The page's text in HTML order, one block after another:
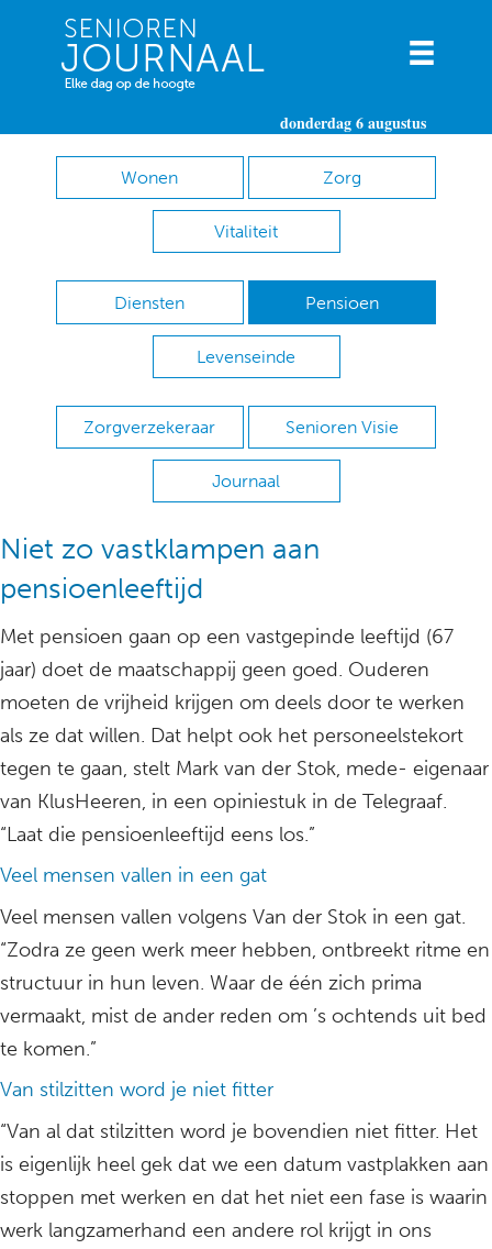
donderdag 6 augustus
Wonen Zorg
Vitaliteit
Diensten Pensioen
Levenseinde
Zorgverzekeraar Senioren Visie
Journaal
Niet zo vastklampen aan
pensioenleeftijd
Met pensioen gaan op een vastgepinde leeftijd (67
jaar) doet de maatschappij geen goed. Ouderen
moeten de vrijheid krijgen om deels door te werken
als ze dat willen. Dat helpt ook het personeelstekort
tegen te gaan, stelt Mark van der Stok, mede- eigenaar
van KlusHeeren, in een opiniestuk in de Telegraaf.
“Laat die pensioenleeftijd eens los.”
Veel mensen vallen in een gat
Veel mensen vallen volgens Van der Stok in een gat.
“Zodra ze geen werk meer hebben, ontbreekt ritme en
structuur in hun leven. Waar de één zich prima
vermaakt, mist de ander reden om ’s ochtends uit bed
te komen.”
Van stilzitten word je niet fitter
“Van al dat stilzitten word je bovendien niet fitter. Het
is eigenlijk heel gek dat we een datum vastplakken aan
stoppen met werken en dat het niet een fase is waarin
werk langzamerhand een andere rol krijgt in ons